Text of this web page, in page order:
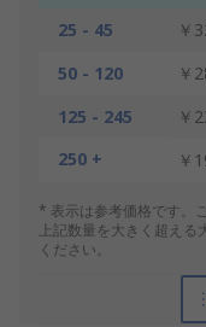
25 - 45
￥
50 - 120
￥
125 - 245
￥
250 +
￥
* 表示は参考価格です。
上記数量を大きく超える
ください。